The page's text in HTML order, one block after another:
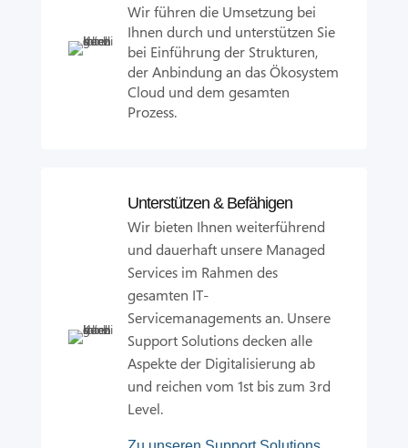
Wir führen die Umsetzung bei
Ihnen durch und unterstützen Sie
bei Einführung der Strukturen,
der Anbindung an das Ökosystem
Cloud und dem gesamten
Prozess.
Unterstützen & Befähigen
Wir bieten Ihnen weiterführend
und dauerhaft unsere Managed
Services im Rahmen des
gesamten IT-
Servicemanagements an. Unsere
Support Solutions decken alle
Aspekte der Digitalisierung ab
und reichen vom 1st bis zum 3rd
Level.